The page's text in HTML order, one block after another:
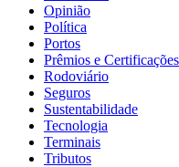
Opinião
Política
Portos
Prêmios e Certificações
Rodoviário
Seguros
Sustentabilidade
Tecnologia
Terminais
Tributos